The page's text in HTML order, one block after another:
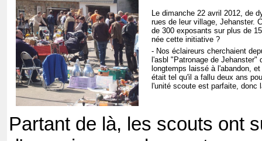
Le dimanche 22 avril 2012, de
rues de leur village, Jehanster.
de 300 exposants sur plus de
née cette initiative ?
- Nos éclaireurs cherchaient
l'asbl "Patronage de
longtemps laissé à l'abandon,
était tel qu'il a fallu deux ans
l'unité scoute est parfaite, donc
Partant de là, les scouts ont